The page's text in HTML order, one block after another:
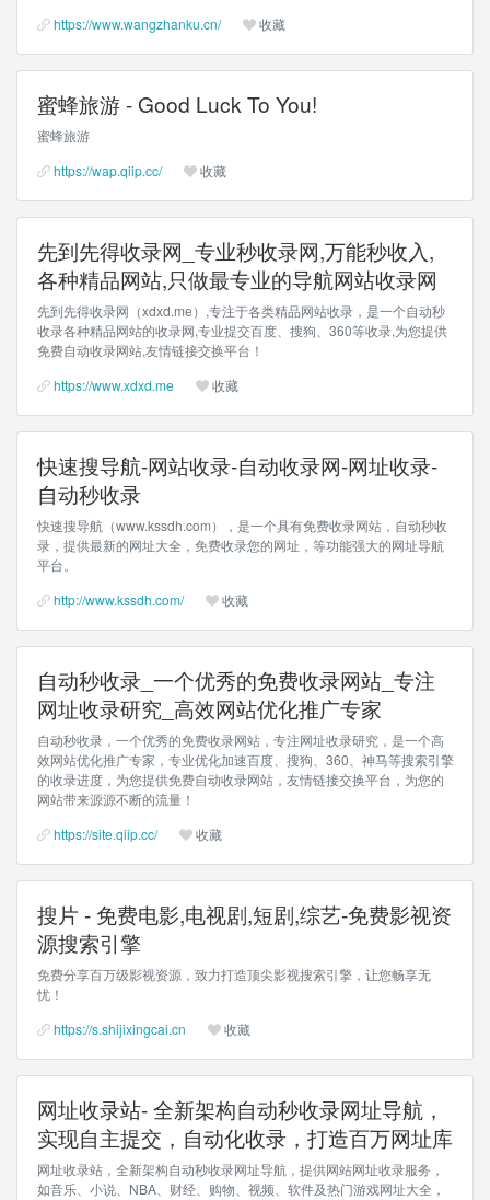
https://www.wangzhanku.cn/
收藏
蜜蜂旅游 - Good Luck To You!
蜜蜂旅游
https://wap.qiip.cc/
收藏
先到先得收录网_专业秒收录网,万能秒收入,
各种精品网站,只做最专业的导航网站收录网
先到先得收录网（xdxd.me）,专注于各类精品网站收录，是一个自动秒
收录各种精品网站的收录网,专业提交百度、搜狗、360等收录,为您提供
免费自动收录网站,友情链接交换平台！
https://www.xdxd.me
收藏
快速搜导航-网站收录-自动收录网-网址收录-
自动秒收录
快速搜导航（www.kssdh.com），是一个具有免费收录网站，自动秒收
录，提供最新的网址大全，免费收录您的网址，等功能强大的网址导航
平台。
http://www.kssdh.com/
收藏
自动秒收录_一个优秀的免费收录网站_专注
网址收录研究_高效网站优化推广专家
自动秒收录，一个优秀的免费收录网站，专注网址收录研究，是一个高
效网站优化推广专家，专业优化加速百度、搜狗、360、神马等搜索引擎
的收录进度，为您提供免费自动收录网站，友情链接交换平台，为您的
网站带来源源不断的流量！
https://site.qiip.cc/
收藏
搜片 - 免费电影,电视剧,短剧,综艺-免费影视资
源搜索引擎
免费分享百万级影视资源，致力打造顶尖影视搜索引擎，让您畅享无
忧！
https://s.shijixingcai.cn
收藏
网址收录站- 全新架构自动秒收录网址导航，
实现自主提交，自动化收录，打造百万网址库
网址收录站，全新架构自动秒收录网址导航，提供网站网址收录服务，
如音乐、小说、NBA、财经、购物、视频、软件及热门游戏网址大全，